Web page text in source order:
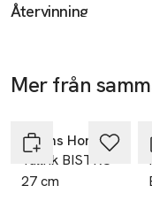
• Skål med bred kant
• Diameter: 15,5 cm
• Matcha med andra
Återvinning
Åhléns AB
113 43 Stockholm
Sweden
info.hk@ahlens.se
Mer från
Åhléns Home
Tallrik BISTRO
27 cm